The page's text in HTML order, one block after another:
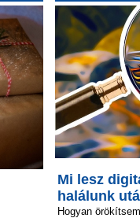
Mi lesz
halálunk
Hogyan